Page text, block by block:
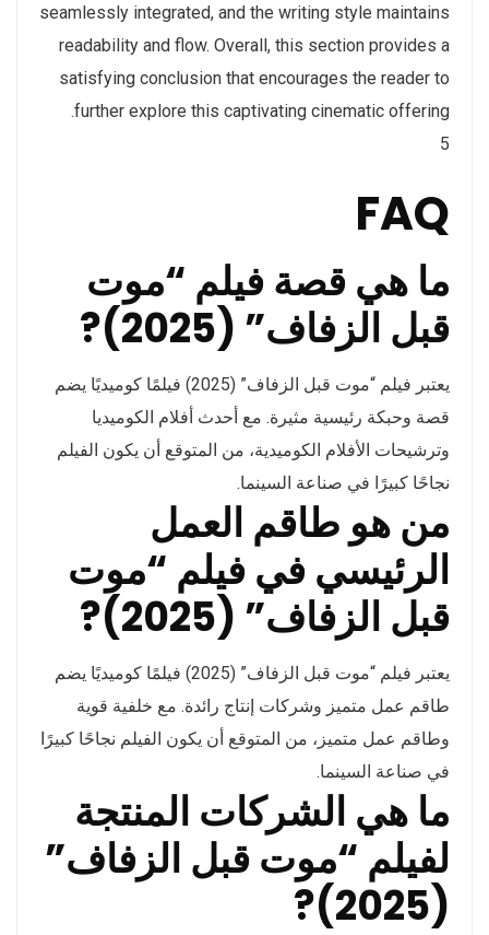
seamlessly integrated, and the writing style maintains
readability and flow. Overall, this section provides a
satisfying conclusion that encourages the reader to
further explore this captivating cinematic offering.
5
FAQ
ما هي قصة فيلم “موت
قبل الزفاف” (2025)?
يعتبر فيلم “موت قبل الزفاف” (2025) فيلمًا كوميديًا يضم
قصة وحبكة رئيسية مثيرة. مع أحدث أفلام الكوميديا
وترشيحات الأفلام الكوميدية، من المتوقع أن يكون الفيلم
نجاحًا كبيرًا في صناعة السينما.
من هو طاقم العمل
الرئيسي في فيلم “موت
قبل الزفاف” (2025)?
يعتبر فيلم “موت قبل الزفاف” (2025) فيلمًا كوميديًا يضم
طاقم عمل متميز وشركات إنتاج رائدة. مع خلفية قوية
وطاقم عمل متميز، من المتوقع أن يكون الفيلم نجاحًا كبيرًا
في صناعة السينما.
ما هي الشركات المنتجة
لفيلم “موت قبل الزفاف”
(2025)?